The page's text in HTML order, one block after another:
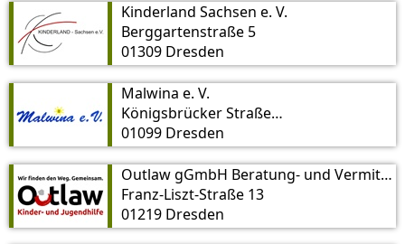
Kinderland Sachsen e. V.
Berggartenstraße 5
01309 Dresden
Malwina e. V.
Königsbrücker Straße 37
01099 Dresden
Outlaw gGmbH Beratung- und Vermittlungsstelle Kindertagespflege
Franz-Liszt-Straße 13
01219 Dresden